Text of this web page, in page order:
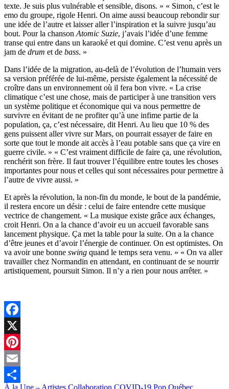
texte. Je suis plus vulnérable et sensible, disons. » « Simon, c’est le
emo du groupe, rigole Henri. On aime aussi beaucoup rebondir sur
une idée de l’autre et laisser aller l’inspiration et la suivre jusqu’au
bout. Pour la chanson Atomic Suzie, j’avais l’idée d’une femme
transe qui entre dans un karaoké et qui domine. C’est venu après un
jam de drum et de bass. »
Dans l’idée de la migration, au-delà de l’évolution de l’humain vers
sa version préférée de lui-même, persiste également la nécessité de
croître dans un environnement où il fera bon vivre. « La crise
climatique c’est une chose, mais de participer à une transition vers
un système politique et économique qui va nous permettre de
survivre en évitant de ne profiter qu’à une infime partie de la
population, ça, c’est nécessaire, dit Henri. Au lieu que 10 % des
gens puissent aller vivre sur Mars, on pourrait essayer de faire en
sorte que tout le monde ait accès à l’eau potable sans que ça vire en
guerre civile. » « C’est vraiment difficile de faire ça, une révolution,
renchérit son frère. Il faut trouver l’équilibre entre toutes les choses
importantes pour nous et celles qui sont nécessaires pour permettre à
l’autre de vivre aussi. »
Et après la révolution, la non-fin du monde, le bout de la pandémie,
il restera encore un désir : celui de faire entendre cette musique
vectrice de changement. « La musique existe grâce aux échanges,
croit Henri. On a la chance d’avoir eu un accueil favorable sans
lancement physique. Ça met la table pour la suite. On a la chance
d’être jeunes et d’avoir l’énergie de continuer. On est optimistes. On
va avoir une bonne swing quand le temps sera venu. » « On va aller
travailler chez Normandin en attendant, en continuant de se nourrir
artistiquement, poursuit Simon. Il n’y a rien pour nous arrêter. »
Facebook
X
Pinterest
Email
À la Une – Artistes Collaboration COVID-19 Pop Québec